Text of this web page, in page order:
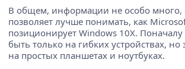
В общем, информации не особо много,
позволяет лучше понимать, как
позиционирует Windows 10X.
быть только на гибких устройствах, но
на простых планшетах и ноутбуках.